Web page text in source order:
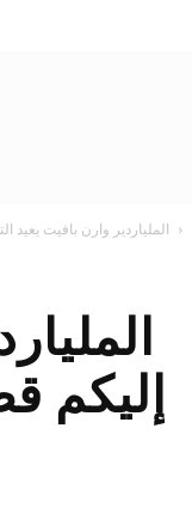
الملياردير وارن بافيت
إليكم